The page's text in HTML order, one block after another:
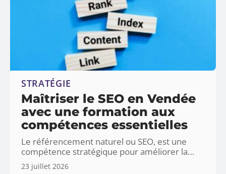
STRATÉGIE
Maîtriser le SEO en Vendée
avec une formation aux
compétences essentielles
Le référencement naturel ou SEO, est une
compétence stratégique pour améliorer la…
23 juillet 2026